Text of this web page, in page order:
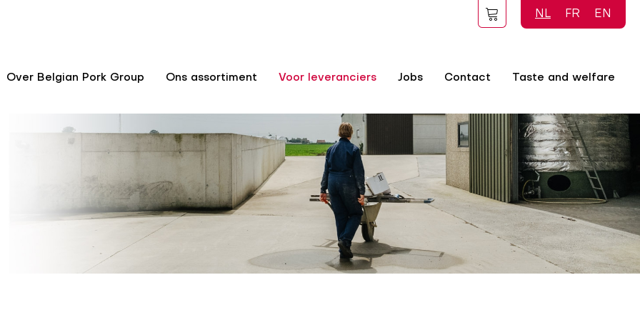
NL FR EN
Over Belgian Pork Group Ons assortiment Voor leveranciers Jobs Contact Taste and welfare